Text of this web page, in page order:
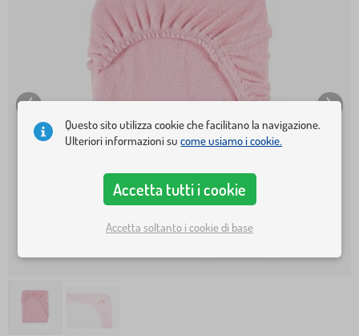
Questo sito utilizza cookie che facilitano la navigazione.
Ulteriori informazioni sucome usiamo i cookie.
Accetta tutti i cookie
Accetta soltanto i cookie di base